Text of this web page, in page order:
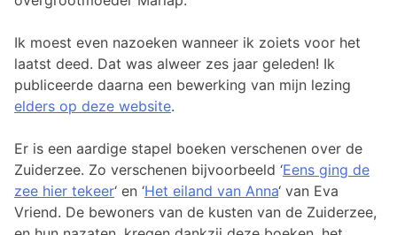
Ik moest even nazoeken wanneer ik zoiets voor het
laatst deed. Dat was alweer zes jaar geleden! Ik
publiceerde daarna een bewerking van mijn lezing
elders op deze website.
Er is een aardige stapel boeken verschenen over de
Zuiderzee. Zo verschenen bijvoorbeeld ‘Eens ging de
zee hier tekeer‘ en ‘Het eiland van Anna‘ van Eva
Vriend. De bewoners van de kusten van de Zuiderzee,